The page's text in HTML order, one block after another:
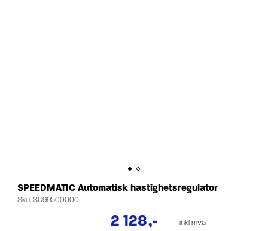
SPEEDMATIC Automatisk hastighetsregulator
Sku.SU99500000
2 128,- inkl mva